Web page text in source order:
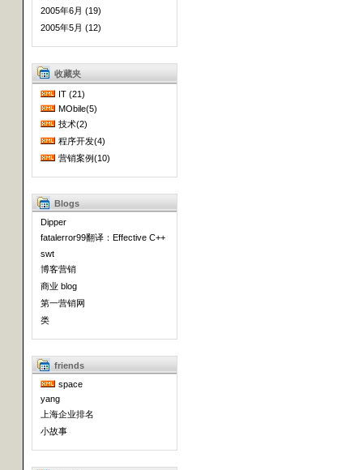
2005年6月 (19)
2005年5月 (12)
收藏夹
IT (21)
MObile(5)
技术(2)
程序开发(4)
营销案例(10)
Blogs
Dipper
fatalerror99翻译：Effective C++
swt
博客营销
商业 blog
第一营销网
类
friends
space
yang
上海企业排名
小故事